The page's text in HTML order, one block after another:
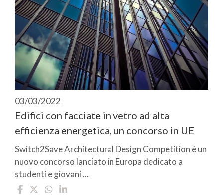
03/03/2022
Edifici con facciate in vetro ad alta
efficienza energetica, un concorso in UE
Switch2Save Architectural Design Competition è un
nuovo concorso lanciato in Europa dedicato a
studenti e giovani ...